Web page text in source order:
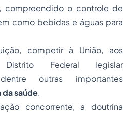
compreendido o controle de
como bebidas e águas para
competir à União, aos
Federal legislar
outras importantes
saúde.
concorrente, a doutrina